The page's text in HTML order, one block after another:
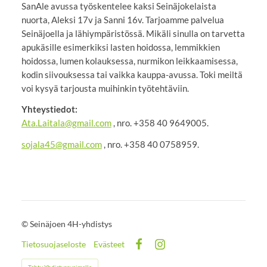
SanAle avussa työskentelee kaksi Seinäjokelaista
nuorta, Aleksi 17v ja Sanni 16v. Tarjoamme palvelua
Seinäjoella ja lähiympäristössä. Mikäli sinulla on tarvetta
apukäsille esimerkiksi lasten hoidossa, lemmikkien
hoidossa, lumen kolauksessa, nurmikon leikkaamisessa,
kodin siivouksessa tai vaikka kauppa-avussa. Toki meiltä
voi kysyä tarjousta muihinkin työtehtäviin.
Yhteystiedot:
Ata.Laitala@gmail.com, nro. +358 40 9649005.
sojala45@gmail.com, nro. +358 40 0758959.
©Seinäjoen 4H-yhdistys
Tietosuojaseloste
Evästeet